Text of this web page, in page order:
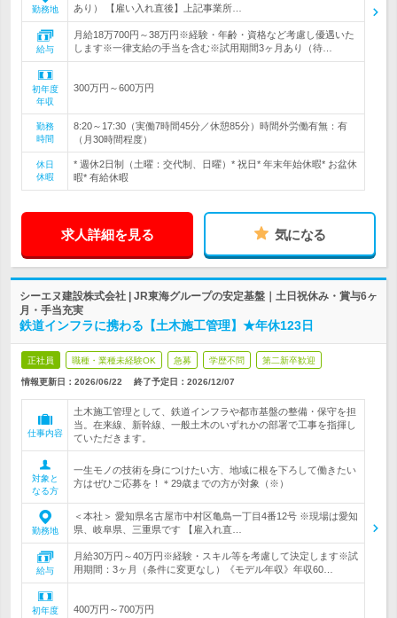
勤務地 あり） 【雇い入れ直後】上記事業所…
給与
月給18万700円～38万円※経験・年齢・資格など考慮し優遇いた
します※一律支給の手当を含む※試用期間3ヶ月あり（待…
初年度
年収
300万円～600万円
勤務
時間
8:20～17:30（実働7時間45分／休憩85分）時間外労働有無：有
（月30時間程度）
休日
休暇
* 週休2日制（土曜：交代制、日曜）* 祝日* 年末年始休暇* お盆休
暇* 有給休暇
求人詳細を見る 気になる
シーエヌ建設株式会社 | JR東海グループの安定基盤｜土日祝休み・賞与6ヶ
月・手当充実
鉄道インフラに携わる【土木施工管理】★年休123日
正社員 職種・業種未経験OK 急募 学歴不問 第二新卒歓迎
情報更新日：2026/06/22 終了予定日： 2026/12/07
仕事内容
土木施工管理として、鉄道インフラや都市基盤の整備・保守を担
当。在来線、新幹線、一般土木のいずれかの部署で工事を指揮し
ていただきます。
対象と
なる方
一生モノの技術を身につけたい方、地域に根を下ろして働きたい
方はぜひご応募を！＊29歳までの方が対象（※）
勤務地
＜本社＞ 愛知県名古屋市中村区亀島一丁目4番12号 ※現場は愛知
県、岐阜県、三重県です 【雇入れ直…
給与
月給30万円～40万円※経験・スキル等を考慮して決定します※試
用期間：3ヶ月（条件に変更なし）《モデル年収》年収60…
初年度
400万円～700万円